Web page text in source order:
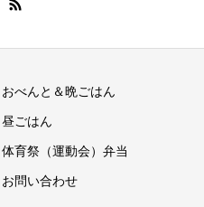
おべんと＆晩ごはん
昼ごはん
体育祭（運動会）弁当
お問い合わせ